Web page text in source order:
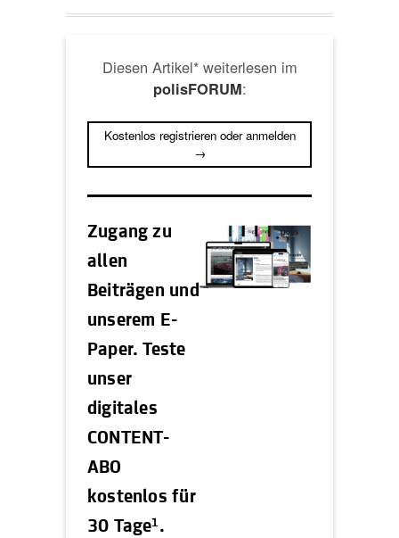
Diesen Artikel* weiterlesen im
polisFORUM:
Kostenlos registrieren oder anmelden
→
Zugang zu
allen
Beiträgen und
unserem E-
Paper. Teste
unser
digitales
CONTENT-
ABO
kostenlos für
30 Tage1 .